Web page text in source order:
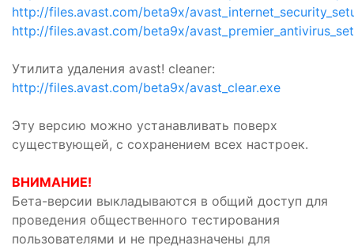
http://files.avast.com/beta9x/
http://files.avast.com/beta9x/
Утилита удаления avast! cleaner:
http://files.avast.com/beta9x/avast_clear.exe
Эту версию можно устанавливать поверх
существующей, с сохранением всех настроек.
ВНИМАНИЕ!
Бета-версии выкладываются в общий доступ для
проведения общественного тестирования
пользователями и не предназначены для